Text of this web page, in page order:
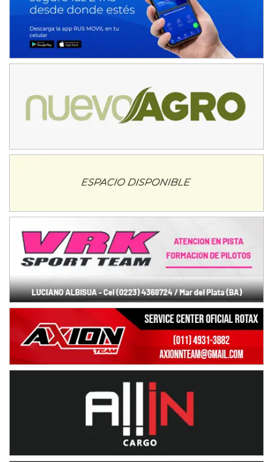
Humboldt (Santa Fe)
NORESTE SANTAFESINO - F6
Ciudad de Avellaneda (Asfalto)
Avellaneda (Santa Fe)
Rufino (Santa Fe)
TUCUMANO - F5